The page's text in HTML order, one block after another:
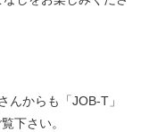
んからも「JOB-T」
下さい。